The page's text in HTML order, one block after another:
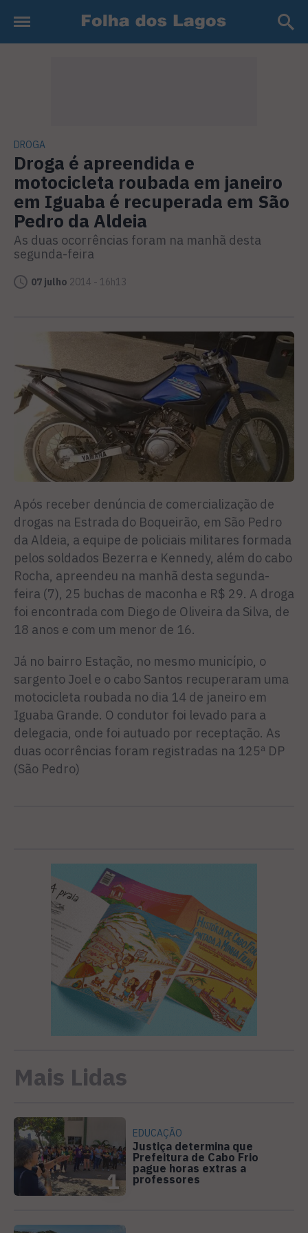
DROGA
Droga é apreendida e
motocicleta roubada em janeiro
em Iguaba é recuperada em São
Pedro da Aldeia
As duas ocorrências foram na manhã desta
segunda-feira
07 julho 2014 - 16h13
Após receber denúncia de comercialização de
drogas na Estrada do Boqueirão, em São Pedro
da Aldeia, a equipe de policiais militares formada
pelos soldados Bezerra e Kennedy, além do cabo
Rocha, apreendeu na manhã desta segunda-
feira (7), 25 buchas de maconha e R$ 29. A droga
foi encontrada com Diego de Oliveira da Silva, de
18 anos e com um menor de 16.
Já no bairro Estação, no mesmo município, o
sargento Joel e o cabo Santos recuperaram uma
motocicleta roubada no dia 14 de janeiro em
Iguaba Grande. O condutor foi levado para a
delegacia, onde foi autuado por receptação. As
duas ocorrências foram registradas na 125ª DP
(São Pedro)
Mais Lidas
1
EDUCAÇÃO
Justiça determina que
Prefeitura de Cabo Frio
pague horas extras a
professores